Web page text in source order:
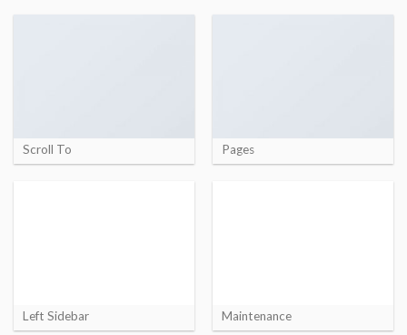
Scroll To Pages
Left Sidebar Maintenance